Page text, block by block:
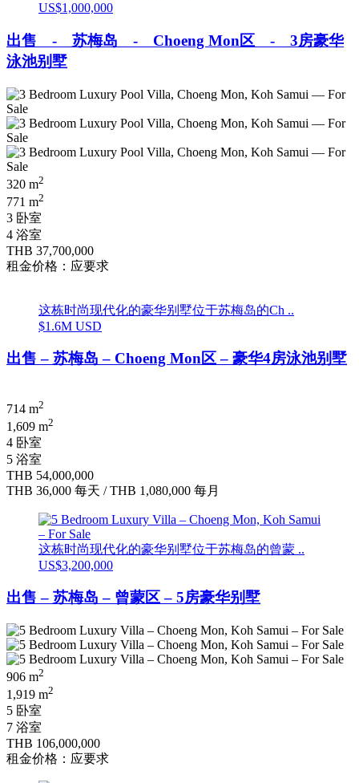
US$1,000,000
出售 - 苏梅岛 - Choeng Mon区 - 3房豪华
泳池别墅
320 m2
771 m2
3 卧室
4 浴室
THB 37,700,000
租金价格：应要求
这栋时尚现代化的豪华别墅位于苏梅岛的Ch ..
$1.6M USD
出售 – 苏梅岛 – Choeng Mon区 – 豪华4房泳池别墅
714 m2
1,609 m2
4 卧室
5 浴室
THB 54,000,000
THB 36,000 每天 /THB 1,080,000 每月
这栋时尚现代化的豪华别墅位于苏梅岛的曾蒙 ..
US$3,200,000
出售 – 苏梅岛 – 曾蒙区 – 5房豪华别墅
906 m2
1,919 m2
5 卧室
7 浴室
THB 106,000,000
租金价格：应要求